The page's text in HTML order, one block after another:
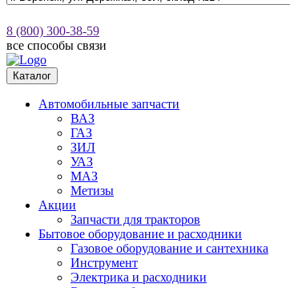
8 (800) 300-38-59
все способы связи
Каталог
Автомобильные запчасти
ВАЗ
ГАЗ
ЗИЛ
УАЗ
МАЗ
Метизы
Акции
Запчасти для тракторов
Бытовое оборудование и расходники
Газовое оборудование и сантехника
Инструмент
Электрика и расходники